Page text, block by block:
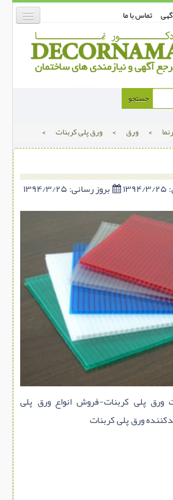
تماس با ما
جستجو
> ورق > ورق پلی کربنات >
۱۳۹۴/۳/۲۵ بروز رسانی:
ورق پلی کربنات-فروش انواع ورق پلی
ورق پلی کربنات